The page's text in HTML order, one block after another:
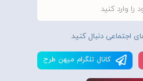
اجتماعی دنبال کنید
کانال تلگرام ميهن طرح